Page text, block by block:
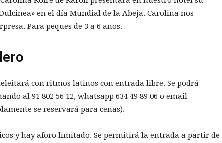
en el día Mundial de la Abeja. Carolina nos
Para peques de 3 a 6 años.
con ritmos latinos con entrada libre. Se podrá
al 91 802 56 12, whatsapp 634 49 89 06 o email
se reservará para cenas).
y hay aforo limitado. Se permitirá la entrada a partir de